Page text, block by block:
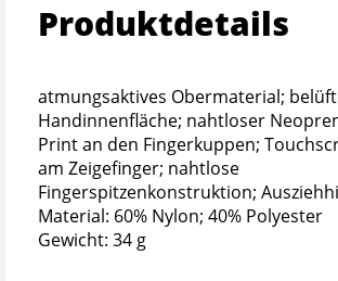
Produktdetails
atmungsaktives Obermaterial;
Handinnenfläche; nahtloser
Print an den Fingerkuppen;
am Zeigefinger; nahtlose
Fingerspitzenkonstruktion;
Material: 60% Nylon; 40% Polyester
Gewicht: 34 g